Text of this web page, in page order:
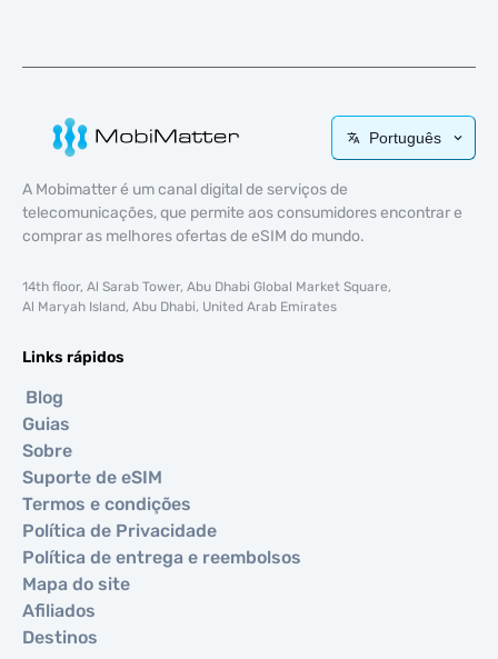
Português
A Mobimatter é um canal digital de serviços de
telecomunicações, que permite aos consumidores encontrar e
comprar as melhores ofertas de eSIM do mundo.
14th floor, Al Sarab Tower, Abu Dhabi Global Market Square,
Al Maryah Island, Abu Dhabi, United Arab Emirates
Links rápidos
Blog
Guias
Sobre
Suporte de eSIM
Termos e condições
Política de Privacidade
Política de entrega e reembolsos
Mapa do site
Afiliados
Destinos